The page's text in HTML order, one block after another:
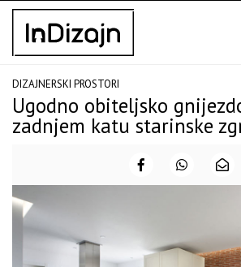
Skip
content
DIZAJNERSKI PROSTORI
Ugodno obiteljsko
zadnjem katu starinske